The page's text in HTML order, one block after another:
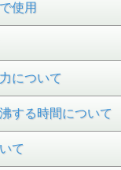
使用
について
する時間について
て